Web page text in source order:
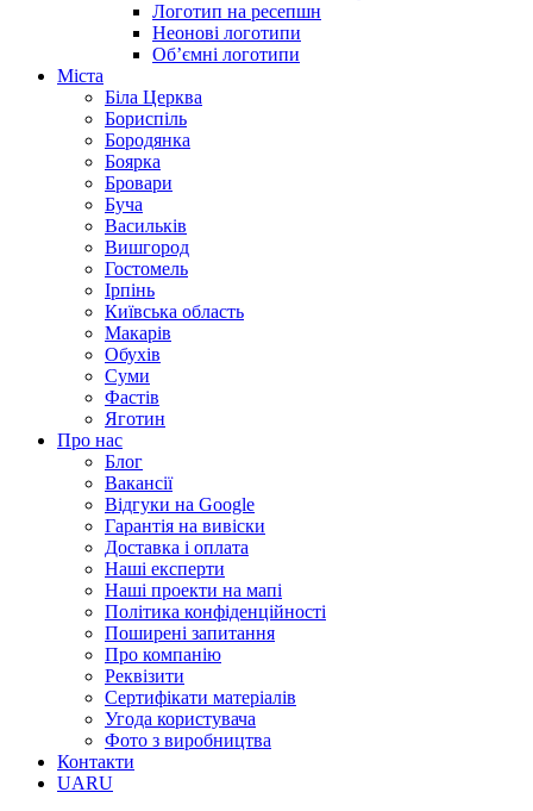
Логотип на ресепшн
Неонові логотипи
Об’ємні логотипи
Міста
Біла Церква
Бориспіль
Бородянка
Боярка
Бровари
Буча
Васильків
Вишгород
Гостомель
Ірпінь
Київська область
Макарів
Обухів
Суми
Фастів
Яготин
Про нас
Блог
Вакансії
Відгуки на Google
Гарантія на вивіски
Доставка і оплата
Наші експерти
Наші проекти на мапі
Політика конфіденційності
Поширені запитання
Про компанію
Реквізити
Сертифікати матеріалів
Угода користувача
Фото з виробництва
Контакти
UARU